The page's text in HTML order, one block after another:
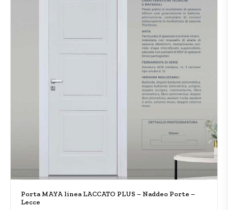
Porta MAYA linea LACCATO PLUS – Naddeo Porte –
Lecce